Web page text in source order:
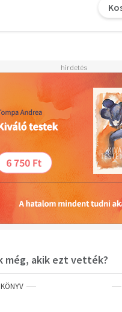
férfija lehetett. És
Én aztán tudom! A
fog megakadályozni abban,
az utolsó szerelmes
aminek nem a
lett a vége. Az a
képest, ami köztünk van
csábítóbb és meglepőbb
el tudtam volna képzelni.
könyve -
magával ragadjon!
még, akik ezt vették?
KÖNYV